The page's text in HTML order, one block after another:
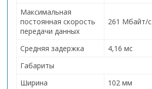
Максимальная
постоянная скорость
передачи данных
261 Мбайт/с
Средняя задержка
4,16 мс
Габариты
Ширина
102 мм